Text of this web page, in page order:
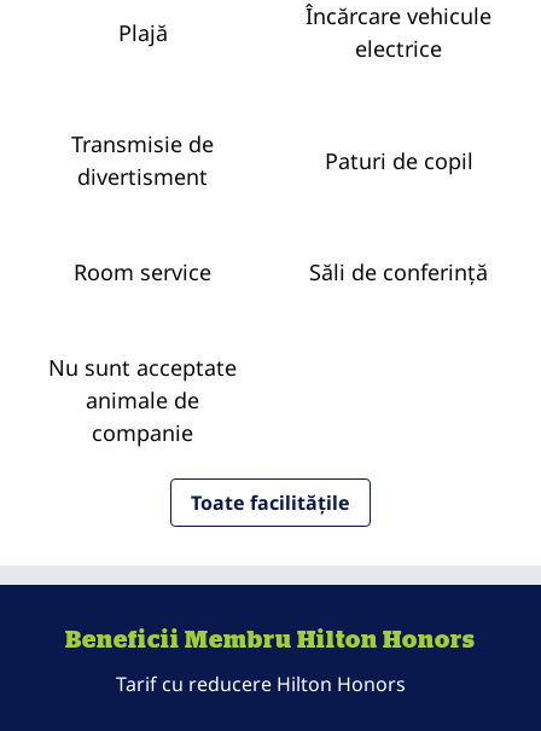
Plajă
Încărcare vehicule
electrice
Transmisie de
divertisment
Paturi de copil
Room service Săli de conferință
Nu sunt acceptate
animale de
companie
Toate facilitățile
Beneficii Membru Hilton Honors
Tarif cu reducere Hilton Honors